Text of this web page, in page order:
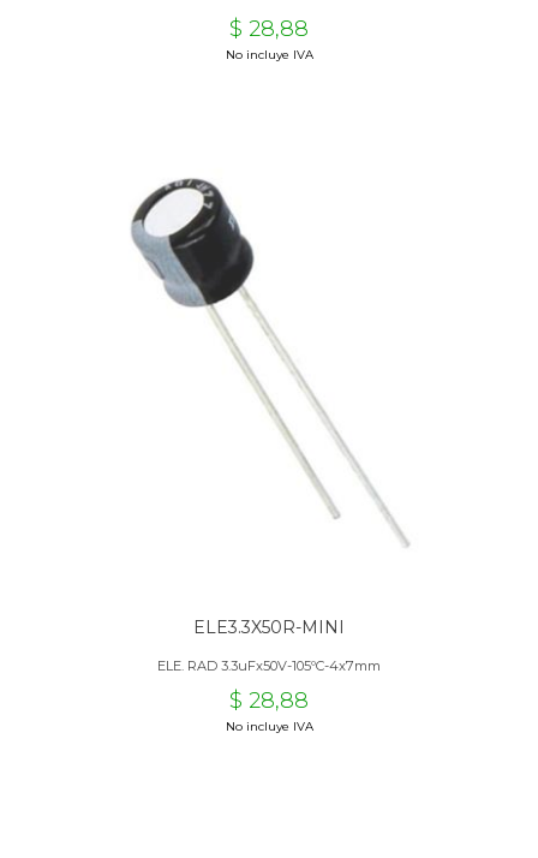
$ 28,88
No incluye IVA
ELE3.3X50R-MINI
ELE. RAD 3.3uFx50V-105ºC-4x7mm
$ 28,88
No incluye IVA